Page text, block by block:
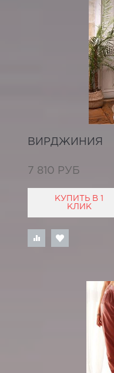
ВИРДЖИНИЯ
7 810 РУБ
КУПИТЬ В 1
КЛИК